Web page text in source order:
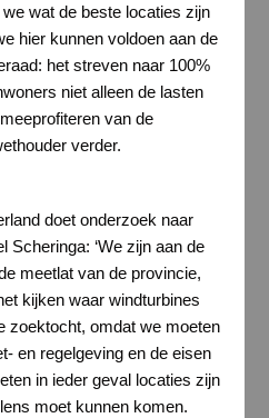
wat de beste locaties zijn
hier kunnen voldoen aan de
het streven naar 100%
niet alleen de lasten
van de
verder.
doet onderzoek naar
Scheringa: ‘We zijn aan de
meetlat van de provincie,
kijken waar windturbines
zoektocht, omdat we moeten
en regelgeving en de eisen
in ieder geval locaties zijn
moet kunnen komen.